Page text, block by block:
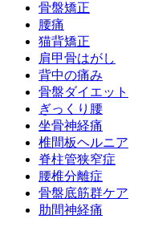
骨盤矯正
腰痛
猫背矯正
肩甲骨はがし
背中の痛み
骨盤ダイエット
ぎっくり腰
坐骨神経痛
椎間板ヘルニア
脊柱管狭窄症
腰椎分離症
骨盤底筋群ケア
肋間神経痛